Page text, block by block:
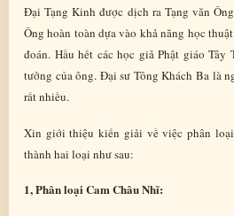
Đại Tạng Kinh được dịch ra Tạng văn
Ông hoàn toàn dựa vào khả năng học
đoán. Hầu hết các học giả Phật giáo
tưởng của ông. Đại sư Tông Khách Ba là
rất nhiều.
Xin giới thiệu kiến giải về việc phân
thành hai loại như sau:
1, Phân loại Cam Châu Nhĩ: